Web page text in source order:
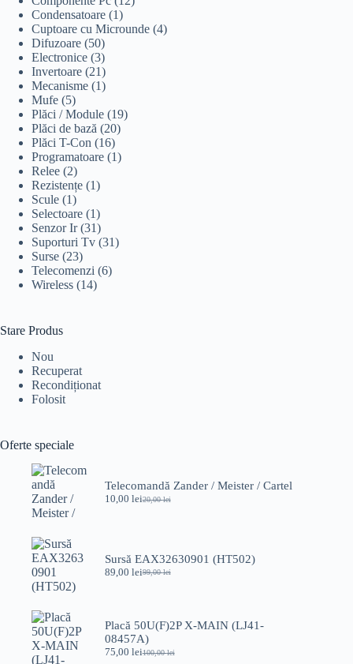
Condensatoare (1)
Cuptoare cu Microunde (4)
Difuzoare (50)
Electronice (3)
Invertoare (21)
Mecanisme (1)
Mufe (5)
Plăci / Module (19)
Plăci de bază (20)
Plăci T-Con (16)
Programatoare (1)
Relee (2)
Rezistențe (1)
Scule (1)
Selectoare (1)
Senzor Ir (31)
Suporturi Tv (31)
Surse (23)
Telecomenzi (6)
Wireless (14)
Stare Produs
Nou
Recuperat
Recondiționat
Folosit
Oferte speciale
Telecomandă Zander / Meister / Cartel
20,00lei
Prețul
20,00 lei.
10,00 leiPrețul
Sursă EAX32630901 (HT502)
99,00lei
Prețul
99,00 lei.
89,00 leiPrețul
Placă 50U(F)2P X-MAIN (LJ41-
08457A)
100,00lei
Prețul
75,00 leiPrețul